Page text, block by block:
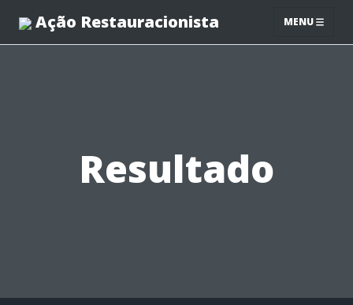
Ação Restauracionista MENU
Resultado